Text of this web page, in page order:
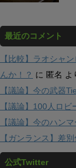
最近のコメント
【比較】ラオシャ
んか！？ に 匿名 よ
【議論】今の武器
【議論】100人ロ
【議論】今のハン
【ガンランス】差
公式Twitter